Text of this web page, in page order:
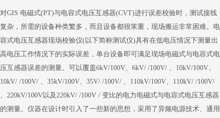
对GIS 电磁式(PT)与电容式电压互感器(CVT)进行误差校验时，测试接线
复杂，所需的设备种类繁多，而且设备都很笨重，现场搬运非常困难。电
容式电压互感器现场校验仪(以下简称测试仪)具有在低电压情况下测量出
高电压工作情况下的实际误差，单台设备即可满足现场电磁式与电容式电
压互感器误差的测量。可以覆盖6kV/100V、6kV/ /100V/ 、10kV/100V、
10kV/ /100V/ 、35kV/100V、35V/ /100V/ 、110kV/100V、110kV/ /100V/
、220kV/100V以及220kV/ /100V / 变比的电力电磁式与电容式电压互感器
的测量。仪器在设计时引入了一些新的思想，采用了异频电源技术、通用